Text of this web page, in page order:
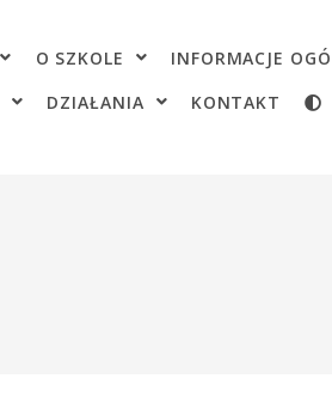
O SZKOLE INFORMACJE
DZIAŁANIA KONTAKT